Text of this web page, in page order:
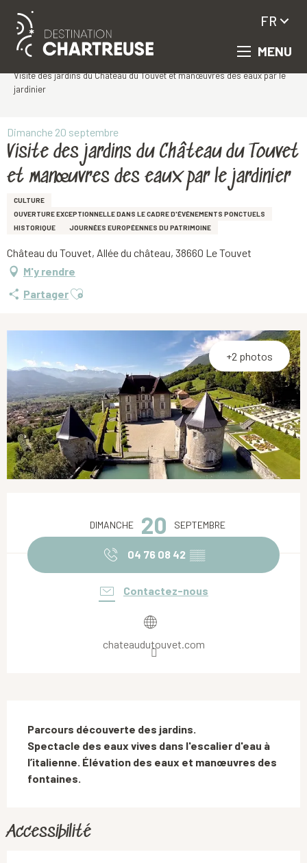
Aller
contenu
MENU
FR
Visite des jardins du Château du Touvet et manœuvres des eaux par le
jardinier
Dimanche 20 septembre
Visite des jardins du Château du Touvet
et manœuvres des eaux par le jardinier
CULTURE
OUVERTURE EXCEPTIONNELLE DANS LE CADRE D'ÉVÉNEMENTS PONCTUELS
HISTORIQUE
JOURNÉES EUROPÉENNES DU PATRIMOINE
Château du Touvet, Allée du château, 38660 Le Touvet
M'y rendre
PartagerAjouter aux favoris
+2 photos
DIMANCHE 20 SEPTEMBRE
04 76 08 42 ▒▒
Contactez-nous
chateaudutouvet.com
Parcours découverte des jardins.
Spectacle des eaux vives dans l'escalier d'eau à
l’italienne. Élévation des eaux et manœuvres des
fontaines.
Accessibilité